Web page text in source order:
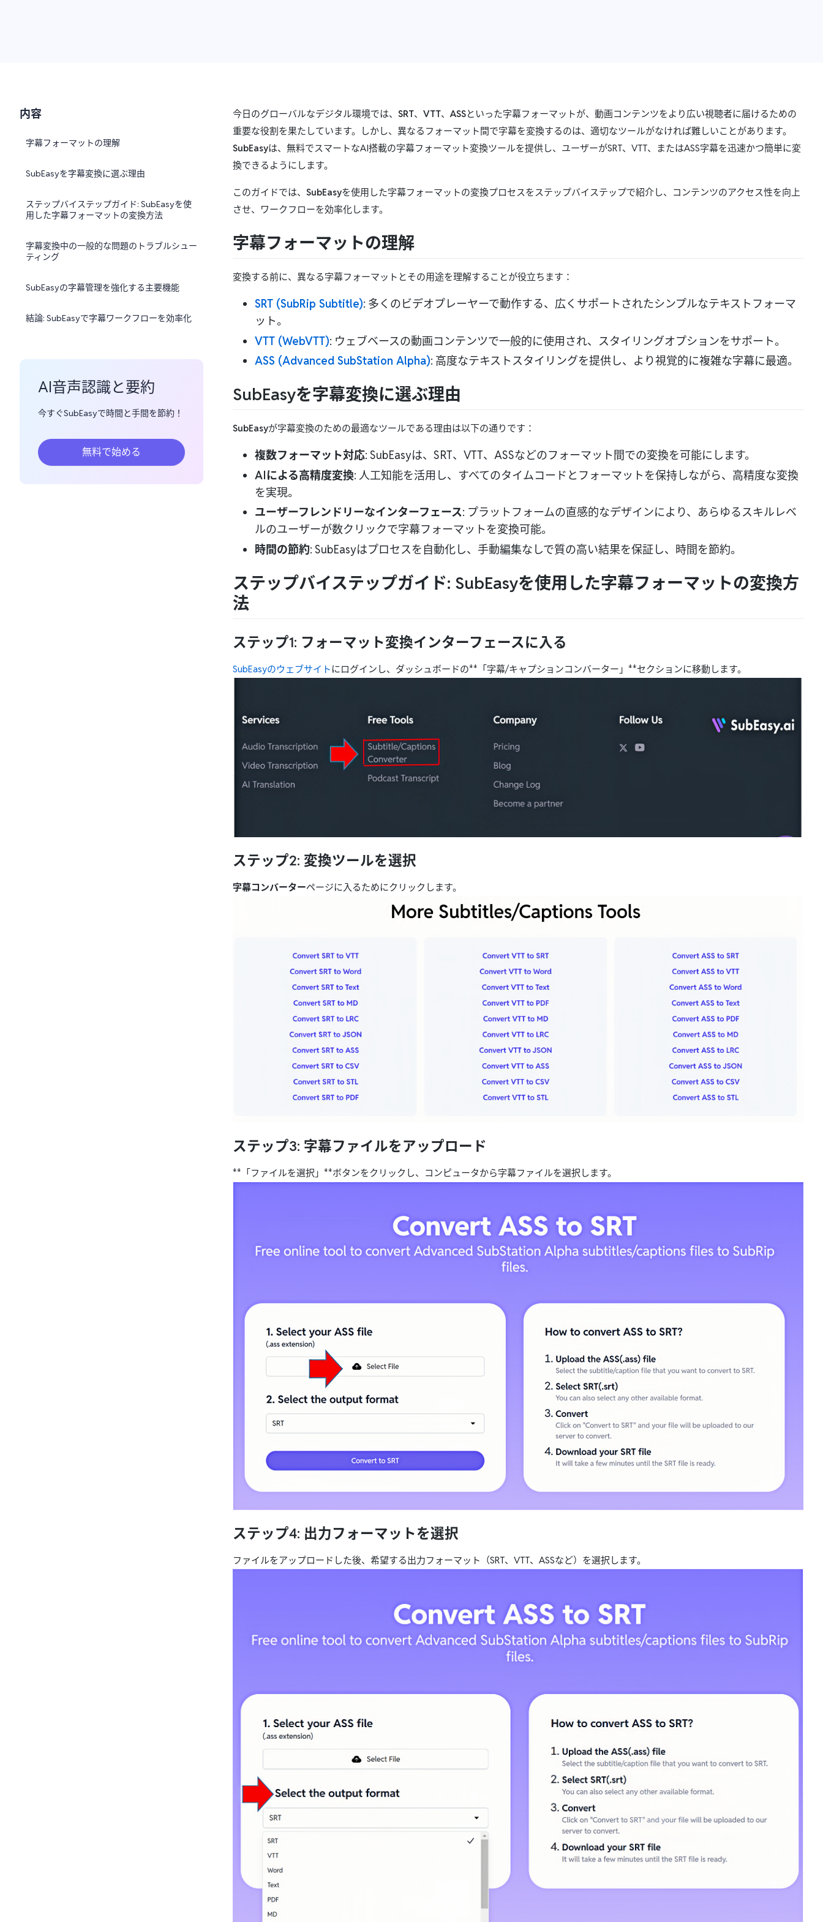
内容
字幕フォーマットの理解
SubEasyを字幕変換に選ぶ理由
ステップバイステップガイド: SubEasyを使
用した字幕フォーマットの変換方法
字幕変換中の一般的な問題のトラブルシュー
ティング
SubEasyの字幕管理を強化する主要機能
結論: SubEasyで字幕ワークフローを効率化
AI音声認識と要約
今すぐSubEasyで時間と手間を節約！
無料で始める
今日のグローバルなデジタル環境では、 SRT、 VTT、 ASSといった字幕フォーマットが、動画コンテンツをより広い視聴者に届けるための
重要な役割を果たしています。しかし、異なるフォーマット間で字幕を変換するのは、適切なツールがなければ難しいことがあります。
SubEasyは、無料でスマートなAI搭載の字幕フォーマット変換ツールを提供し、ユーザーがSRT、VTT、またはASS字幕を迅速かつ簡単に変
換できるようにします。
このガイドでは、 SubEasyを使用した字幕フォーマットの変換プロセスをステップバイステップで紹介し、コンテンツのアクセス性を向上
させ、ワークフローを効率化します。
字幕フォーマットの理解
変換する前に、異なる字幕フォーマットとその用途を理解することが役立ちます：
SRT (SubRip Subtitle): 多くのビデオプレーヤーで動作する、広くサポートされたシンプルなテキストフォーマ
ット。
VTT (WebVTT): ウェブベースの動画コンテンツで一般的に使用され、スタイリングオプションをサポート。
ASS (Advanced SubStation Alpha): 高度なテキストスタイリングを提供し、より視覚的に複雑な字幕に最適。
SubEasyを字幕変換に選ぶ理由
SubEasyが字幕変換のための最適なツールである理由は以下の通りです：
複数フォーマット対応: SubEasyは、SRT、VTT、ASSなどのフォーマット間での変換を可能にします。
AIによる高精度変換: 人工知能を活用し、すべてのタイムコードとフォーマットを保持しながら、高精度な変換
を実現。
ユーザーフレンドリーなインターフェース: プラットフォームの直感的なデザインにより、あらゆるスキルレベ
ルのユーザーが数クリックで字幕フォーマットを変換可能。
時間の節約: SubEasyはプロセスを自動化し、手動編集なしで質の高い結果を保証し、時間を節約。
ステップバイステップガイド: SubEasyを使用した字幕フォーマットの変換方
法
ステップ1: フォーマット変換インターフェースに入る
SubEasyのウェブサイトにログインし、ダッシュボードの**「字幕/キャプションコンバーター」**セクションに移動します。
ステップ2: 変換ツールを選択
字幕コンバーターページに入るためにクリックします。
ステップ3: 字幕ファイルをアップロード
**「ファイルを選択」**ボタンをクリックし、コンピュータから字幕ファイルを選択します。
ステップ4: 出力フォーマットを選択
ファイルをアップロードした後、希望する出力フォーマット（SRT、VTT、ASSなど）を選択します。